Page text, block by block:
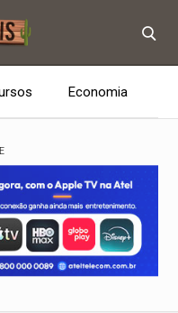
Economia